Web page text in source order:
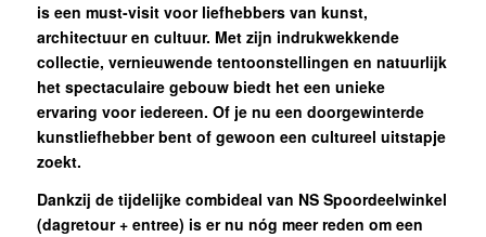
is een must-visit voor liefhebbers van kunst,
architectuur en cultuur. Met zijn indrukwekkende
collectie, vernieuwende tentoonstellingen en natuurlijk
het spectaculaire gebouw biedt het een unieke
ervaring voor iedereen. Of je nu een doorgewinterde
kunstliefhebber bent of gewoon een cultureel uitstapje
zoekt.
Dankzij de tijdelijke combideal van NS Spoordeelwinkel
(dagretour + entree) is er nu nóg meer reden om een